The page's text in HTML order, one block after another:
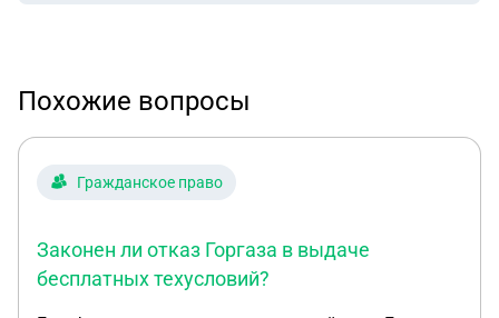
Похожие вопросы
Гражданское право
Законен ли отказ Горгаза в выдаче
бесплатных техусловий?